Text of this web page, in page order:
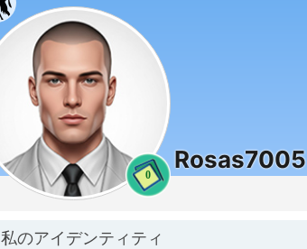
0
Rosas7005
私のアイデンティティ